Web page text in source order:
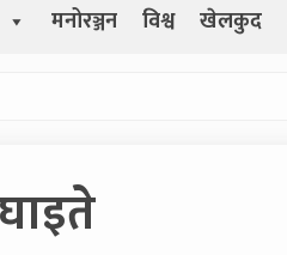
मनोरञ्जन विश्व खेलकुद